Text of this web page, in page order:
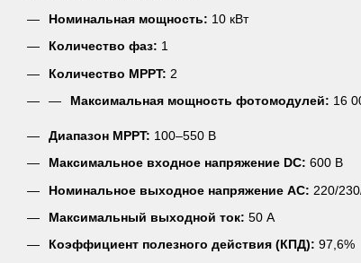
Номинальная мощность: 10 кВт
Количество фаз: 1
Количество MPPT: 2
Максимальная мощность фотомодулей: 16
Диапазон MPPT: 100–550 В
Максимальное входное напряжение DC: 600 В
Номинальное выходное напряжение AC: 220/
Максимальный выходной ток: 50 А
Коэффициент полезного действия (КПД): 97,6%